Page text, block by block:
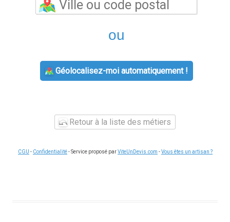
ou
Géolocalisez-moi automatiquement !
Retour à la liste des métiers
CGU - Confidentialité- Service proposé parViteUnDevis.com -Vous êtes un artisan ?